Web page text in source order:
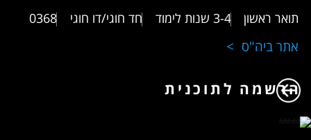
תואר ראשון 3-4 שנות לימוד חד חוגי/דו חוגי 0368
אתר ביה"ס
הרשמה לתוכנית